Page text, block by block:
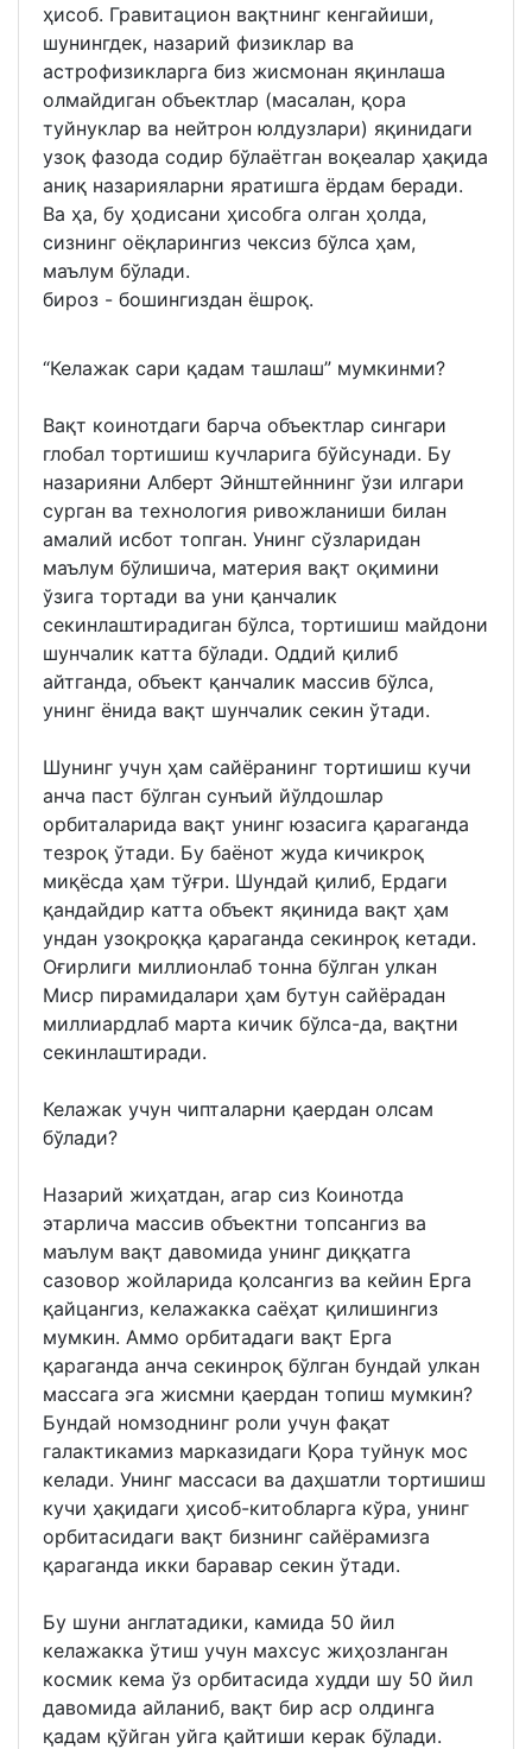
ҳисоб. Гравитацион вақтнинг кенгайиши,
шунингдек, назарий физиклар ва
астрофизикларга биз жисмонан яқинлаша
олмайдиган объектлар (масалан, қора
туйнуклар ва нейтрон юлдузлари) яқинидаги
узоқ фазода содир бўлаётган воқеалар ҳақида
аниқ назарияларни яратишга ёрдам беради.
Ва ҳа, бу ҳодисани ҳисобга олган ҳолда,
сизнинг оёқларингиз чексиз бўлса ҳам,
маълум бўлади.
бироз - бошингиздан ёшроқ.
“Келажак сари қадам ташлаш” мумкинми?
Вақт коинотдаги барча объектлар сингари
глобал тортишиш кучларига бўйсунади. Бу
назарияни Алберт Эйнштейннинг ўзи илгари
сурган ва технология ривожланиши билан
амалий исбот топган. Унинг сўзларидан
маълум бўлишича, материя вақт оқимини
ўзига тортади ва уни қанчалик
секинлаштирадиган бўлса, тортишиш майдони
шунчалик катта бўлади. Оддий қилиб
айтганда, объект қанчалик массив бўлса,
унинг ёнида вақт шунчалик секин ўтади.
Шунинг учун ҳам сайёранинг тортишиш кучи
анча паст бўлган сунъий йўлдошлар
орбиталарида вақт унинг юзасига қараганда
тезроқ ўтади. Бу баёнот жуда кичикроқ
миқёсда ҳам тўғри. Шундай қилиб, Ердаги
қандайдир катта объект яқинида вақт ҳам
ундан узоқроққа қараганда секинроқ кетади.
Оғирлиги миллионлаб тонна бўлган улкан
Миср пирамидалари ҳам бутун сайёрадан
миллиардлаб марта кичик бўлса-да, вақтни
секинлаштиради.
Келажак учун чипталарни қаердан олсам
бўлади?
Назарий жиҳатдан, агар сиз Коинотда
этарлича массив объектни топсангиз ва
маълум вақт давомида унинг диққатга
сазовор жойларида қолсангиз ва кейин Ерга
қайцангиз, келажакка саёҳат қилишингиз
мумкин. Аммо орбитадаги вақт Ерга
қараганда анча секинроқ бўлган бундай улкан
массага эга жисмни қаердан топиш мумкин?
Бундай номзоднинг роли учун фақат
галактикамиз марказидаги Қора туйнук мос
келади. Унинг массаси ва даҳшатли тортишиш
кучи ҳақидаги ҳисоб-китобларга кўра, унинг
орбитасидаги вақт бизнинг сайёрамизга
қараганда икки баравар секин ўтади.
Бу шуни англатадики, камида 50 йил
келажакка ўтиш учун махсус жиҳозланган
космик кема ўз орбитасида худди шу 50 йил
давомида айланиб, вақт бир аср олдинга
қадам қўйган уйга қайтиши керак бўлади.